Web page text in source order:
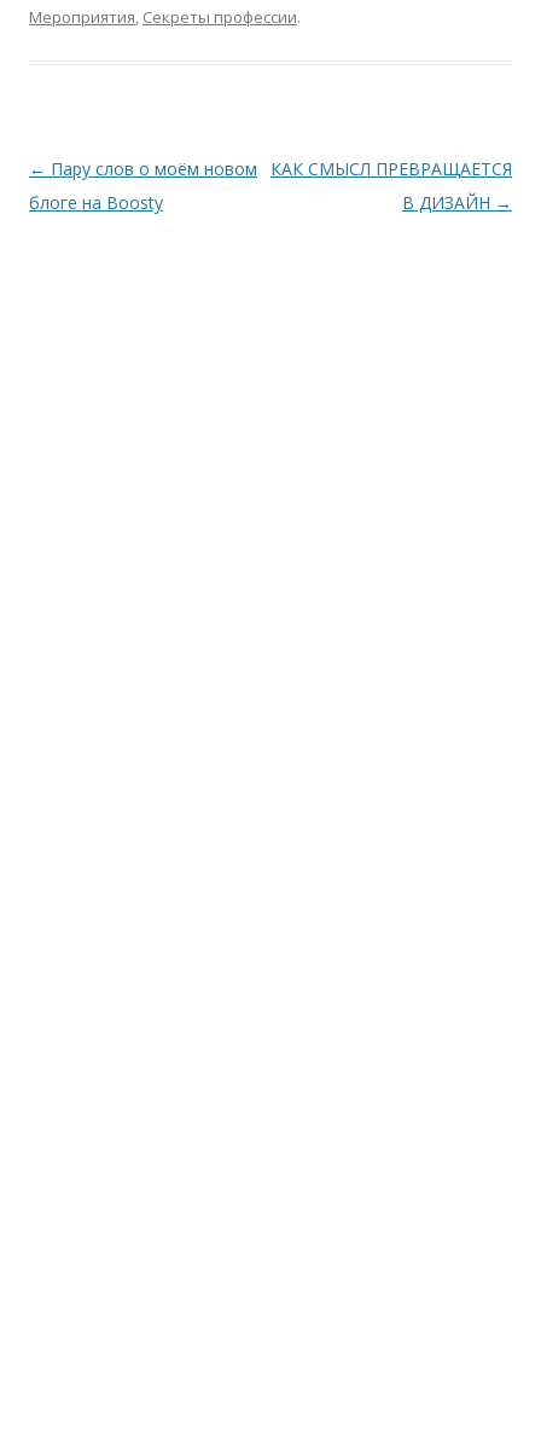
Мероприятия, Секреты профессии.
Навигация
по
← Пару слов о моём новом
блоге на Boosty
КАК СМЫСЛ ПРЕВРАЩАЕТСЯ
В ДИЗАЙН →